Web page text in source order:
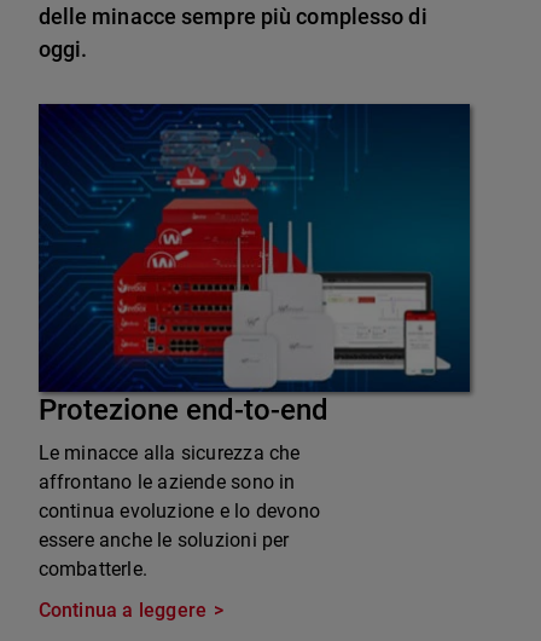
delle minacce sempre più complesso di
oggi.
Protezione end-to-end
Le minacce alla sicurezza che
affrontano le aziende sono in
continua evoluzione e lo devono
essere anche le soluzioni per
combatterle.
Continua a leggere